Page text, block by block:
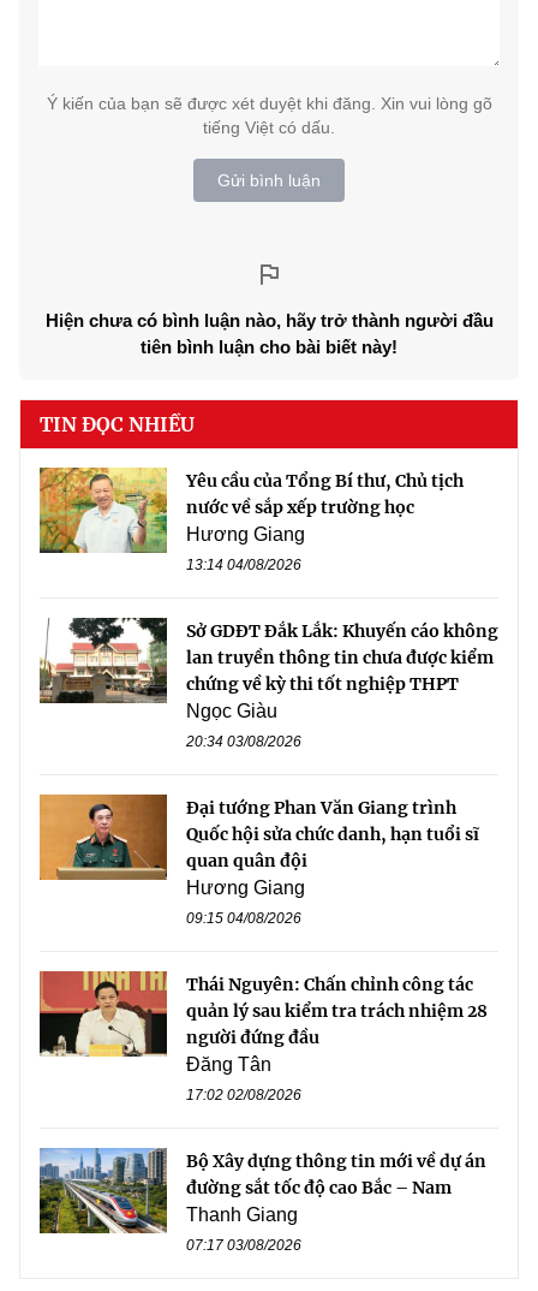
Ý kiến của bạn sẽ được xét duyệt khi đăng. Xin vui lòng gõ
tiếng Việt có dấu.
Gửi bình luận
Hiện chưa có bình luận nào, hãy trở thành người đầu
tiên bình luận cho bài biết này!
TIN ĐỌC NHIỀU
Yêu cầu của Tổng Bí thư, Chủ tịch
nước về sắp xếp trường học
Hương Giang
13:14 04/08/2026
Sở GDĐT Đắk Lắk: Khuyến cáo không
lan truyền thông tin chưa được kiểm
chứng về kỳ thi tốt nghiệp THPT
Ngọc Giàu
20:34 03/08/2026
Đại tướng Phan Văn Giang trình
Quốc hội sửa chức danh, hạn tuổi sĩ
quan quân đội
Hương Giang
09:15 04/08/2026
Thái Nguyên: Chấn chỉnh công tác
quản lý sau kiểm tra trách nhiệm 28
người đứng đầu
Đăng Tân
17:02 02/08/2026
Bộ Xây dựng thông tin mới về dự án
đường sắt tốc độ cao Bắc – Nam
Thanh Giang
07:17 03/08/2026